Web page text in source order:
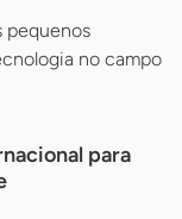
pequenos
no campo
para